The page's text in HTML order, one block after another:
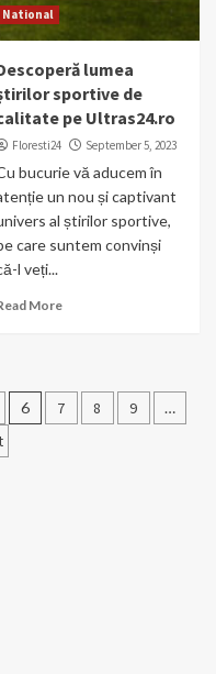
National
lumea
sportive de
pe Ultras24.ro
Floresti24 September 5, 2023
bucurie vă aducem în
un nou și captivant
al știrilor sportive,
care suntem convinși
l veți...
More
6 7 8 9 …